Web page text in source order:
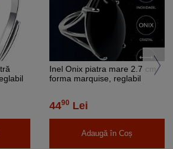
Inel Onix piatra mare 2.7 cm
forma marquise, reglabil
4490 Lei
Adaugă în Coș